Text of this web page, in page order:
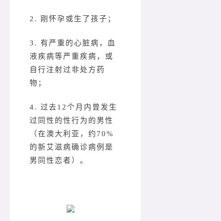
2. 刚怀孕或生了孩子；
3. 有严重的心脏病，血
液疾病等严重疾病，或
自行注射过非处方药
物；
4. 过去12个月内曾发生
过同性的性行为的男性
（在澳大利亚，约70%
的新艾滋病确诊病例是
男同性恋者）。